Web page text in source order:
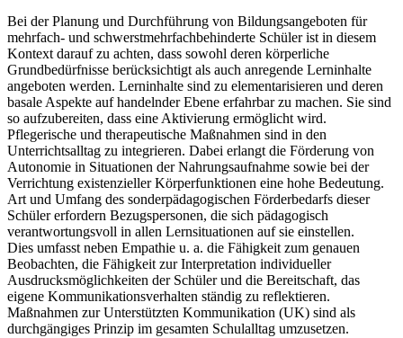
Bei der Planung und Durchführung von Bildungsangeboten für
mehrfach- und schwerstmehrfachbehinderte Schüler ist in diesem
Kontext darauf zu achten, dass sowohl deren körperliche
Grundbedürfnisse berücksichtigt als auch anregende Lerninhalte
angeboten werden. Lerninhalte sind zu elementarisieren und deren
basale Aspekte auf handelnder Ebene erfahrbar zu machen. Sie sind
so aufzubereiten, dass eine Aktivierung ermöglicht wird.
Pflegerische und therapeutische Maßnahmen sind in den
Unterrichtsalltag zu integrieren. Dabei erlangt die Förderung von
Autonomie in Situationen der Nahrungsaufnahme sowie bei der
Verrichtung existenzieller Körperfunktionen eine hohe Bedeutung.
Art und Umfang des sonderpädagogischen Förderbedarfs dieser
Schüler erfordern Bezugspersonen, die sich pädagogisch
verantwortungsvoll in allen Lernsituationen auf sie einstellen.
Dies umfasst neben Empathie u. a. die Fähigkeit zum genauen
Beobachten, die Fähigkeit zur Interpretation individueller
Ausdrucksmöglichkeiten der Schüler und die Bereitschaft, das
eigene Kommunikationsverhalten ständig zu reflektieren.
Maßnahmen zur Unterstützten Kommunikation (UK) sind als
durchgängiges Prinzip im gesamten Schulalltag umzusetzen.